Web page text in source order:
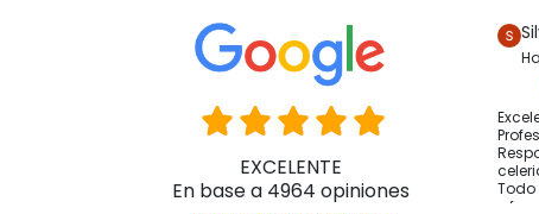
EXCELENTE
En base a 4964 opiniones
Todo
y